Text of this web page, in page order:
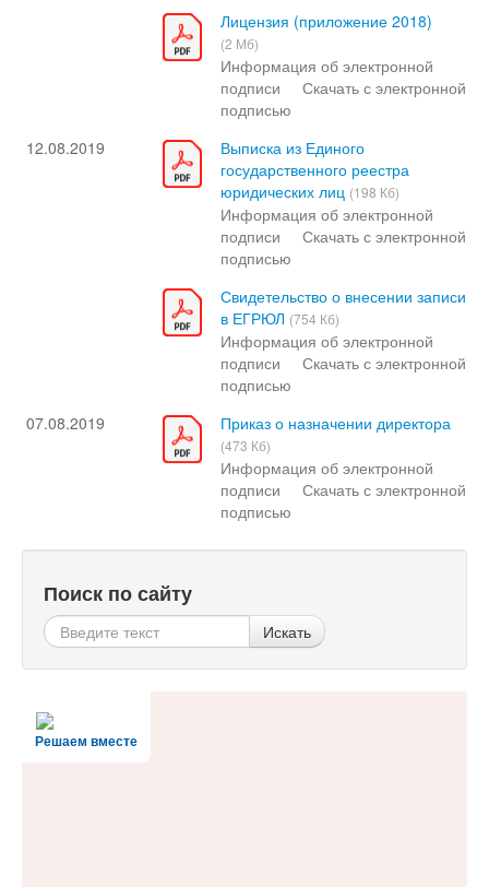
Лицензия (приложение 2018)
(2 Мб)
Информация об электронной
подписи
Скачать с электронной
подписью
12.08.2019
Выписка из Единого
государственного реестра
юридических лиц (198 Кб)
Информация об электронной
подписи
Скачать с электронной
подписью
Свидетельство о внесении записи
в ЕГРЮЛ (754 Кб)
Информация об электронной
подписи
Скачать с электронной
подписью
07.08.2019
Приказ о назначении директора
(473 Кб)
Информация об электронной
подписи
Скачать с электронной
подписью
Поиск по сайту
Искать
Решаем вместе